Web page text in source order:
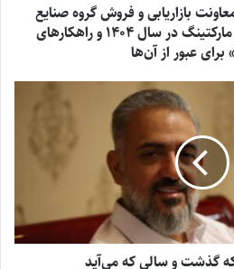
بازاریابی و فروش گروه صنایع
غذایی پاکبان/چالش‌های مارکتینگ در سال 1404 و راهکارهای
برای عبور از آن‌ها
که گذشت و سالی که می‌آید